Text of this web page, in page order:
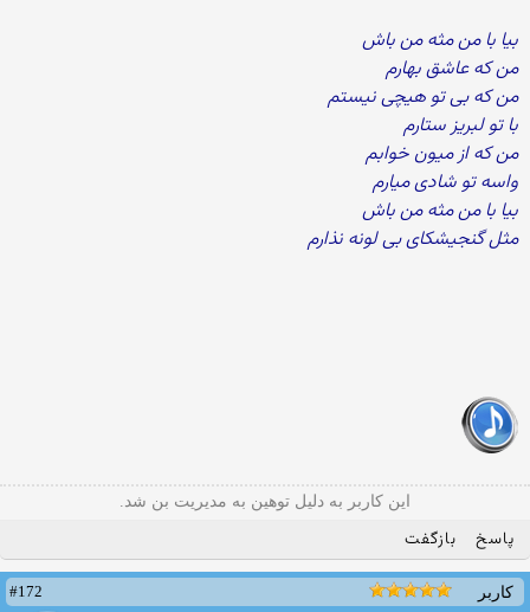
بیا با من مثه من باش
من که عاشق بهارم
من که بی تو هیچی نیستم
با تو لبریز ستارم
من که از میون خوابم
واسه تو شادی میارم
بیا با من مثه من باش
مثل گنجیشکای بی لونه نذارم
این کاربر به دلیل توهین به مدیریت بن شد.
پاسخ بازگفت
کاربر
#172